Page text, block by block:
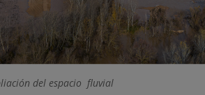
del espacio fluvial